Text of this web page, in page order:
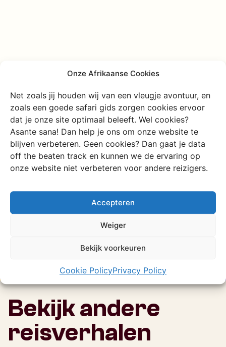
Onze Afrikaanse Cookies
Net zoals jij houden wij van een vleugje avontuur, en
zoals een goede safari gids zorgen cookies ervoor
dat je onze site optimaal beleeft. Wel cookies?
Asante sana! Dan help je ons om onze website te
blijven verbeteren. Geen cookies? Dan gaat je data
off the beaten track en kunnen we de ervaring op
onze website niet verbeteren voor andere reizigers.
Accepteren
Weiger
Bekijk voorkeuren
Cookie PolicyPrivacy Policy
Ik wil direct contact
Chat met ons
Bekijk andere
reisverhalen